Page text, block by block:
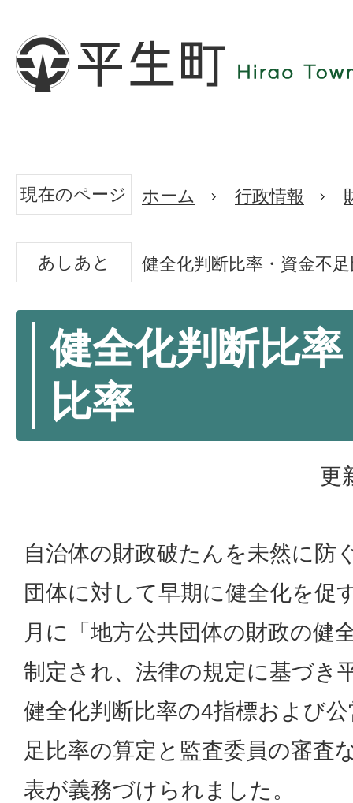
現在のページ ホーム 行政情報
あしあと 健全化判断比率・資金不
健全化判断比
比率
更
自治体の財政破たんを未然に防
団体に対して早期に健全化を促
月に「地方公共団体の財政の健
制定され、法律の規定に基づき
健全化判断比率の4指標および
足比率の算定と監査委員の審査
表が義務づけられました。